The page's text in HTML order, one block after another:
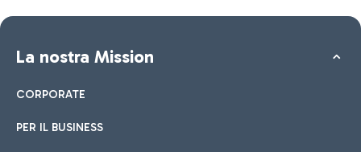
La nostra Mission
CORPORATE
PER IL BUSINESS